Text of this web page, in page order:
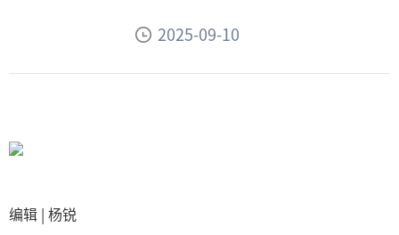
2025-09-10
编辑 | 杨锐